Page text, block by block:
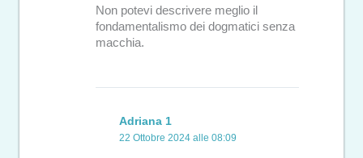
Non potevi descrivere meglio il
fondamentalismo dei dogmatici senza
macchia.
Adriana 1
22 Ottobre 2024 alle 08:09